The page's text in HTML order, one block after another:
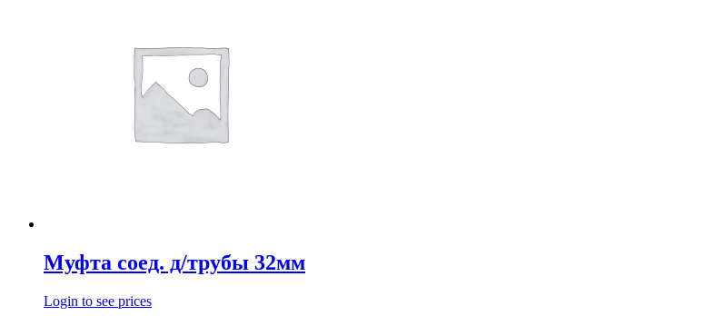
Муфта соед. д/трубы 32мм
Login to see prices